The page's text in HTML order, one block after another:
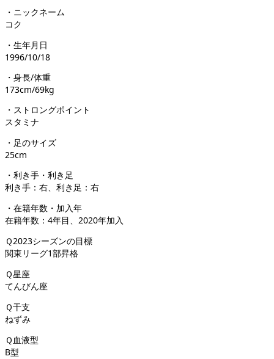
・ニックネーム
コク
・生年月日
1996/10/18
・身長/体重
173cm/69kg
・ストロングポイント
スタミナ
・足のサイズ
25cm
・利き手・利き足
利き手：右、利き足：右
・在籍年数・加入年
在籍年数：4年目、2020年加入
Ｑ2023シーズンの目標
関東リーグ1部昇格
Ｑ星座
てんびん座
Ｑ干支
ねずみ
Ｑ血液型
B型